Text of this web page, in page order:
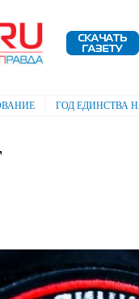
ГОД ЕДИНСТВА